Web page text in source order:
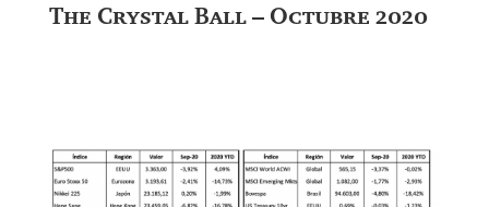
The Crystal Ball – Octubre 2020